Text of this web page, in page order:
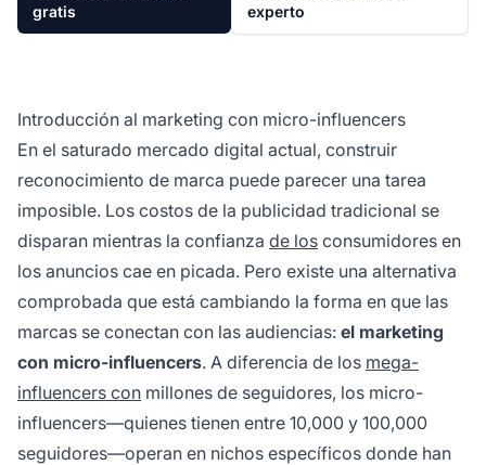
gratis
experto
Introducción al marketing con micro-influencers
En el saturado mercado digital actual, construir
reconocimiento de marca puede parecer una tarea
imposible. Los costos de la publicidad tradicional se
disparan mientras la confianza de los consumidores en
los anuncios cae en picada. Pero existe una alternativa
comprobada que está cambiando la forma en que las
marcas se conectan con las audiencias: el marketing
con micro-influencers. A diferencia de los mega-
influencers con millones de seguidores, los micro-
influencers—quienes tienen entre 10,000 y 100,000
seguidores—operan en nichos específicos donde han